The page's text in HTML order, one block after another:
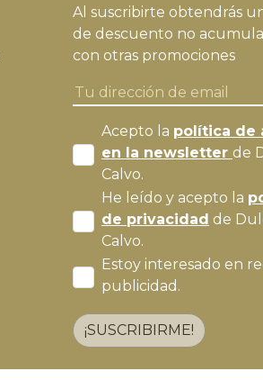
Al suscribirte obtendrás
de descuento no
con otras promociones
Acepto la política de
en la newsletter de
Calvo.
He leído y acepto la
de privacidad de
Calvo.
Estoy interesado en
publicidad.
¡SUSCRIBIRME!